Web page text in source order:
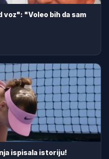
voz": "Voleo bih da sam
ispisala istoriju!